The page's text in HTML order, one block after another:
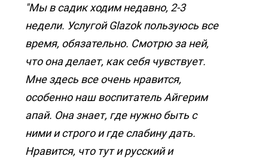
"Мы в садик ходим недавно, 2-3
недели. Услугой Glazok пользуюсь все
время, обязательно. Смотрю за ней,
что она делает, как себя чувствует.
Мне здесь все очень нравится,
особенно наш воспитатель Айгерим
апай. Она знает, где нужно быть с
ними и строго и где слабину дать.
Нравится, что тут и русский и